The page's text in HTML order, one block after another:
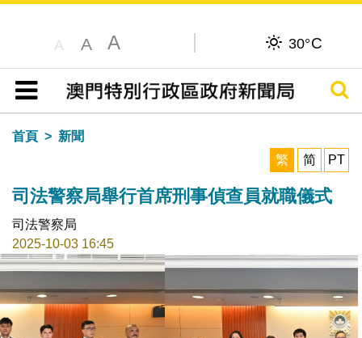
A A A 30°C
目錄
搜尋
首頁
新聞
繁
简 PT
司法警察局舉行首席刑事偵查員就職儀式
司法警察局
2025-10-03 16:45